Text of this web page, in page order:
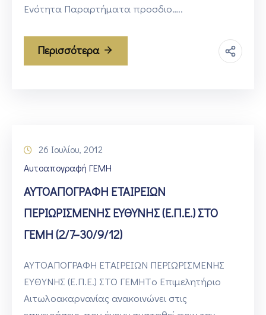
Ενότητα Παραρτήματα προσδιο…..
Περισσότερα
26 Ιουλίου, 2012
Αυτοαπογραφή ΓΕΜΗ
ΑΥΤΟΑΠΟΓΡΑΦΗ ΕΤΑΙΡΕΙΩΝ
ΠΕΡΙΩΡΙΣΜΕΝΗΣ ΕΥΘΥΝΗΣ (Ε.Π.Ε.) ΣΤΟ
ΓΕΜΗ (2/7–30/9/12)
ΑΥΤΟΑΠΟΓΡΑΦΗ ΕΤΑΙΡΕΙΩΝ ΠΕΡΙΩΡΙΣΜΕΝΗΣ
ΕΥΘΥΝΗΣ (Ε.Π.Ε.) ΣΤΟ ΓΕΜΗΤo Επιμελητήριο
Αιτωλοακαρνανίας ανακοινώνει στις